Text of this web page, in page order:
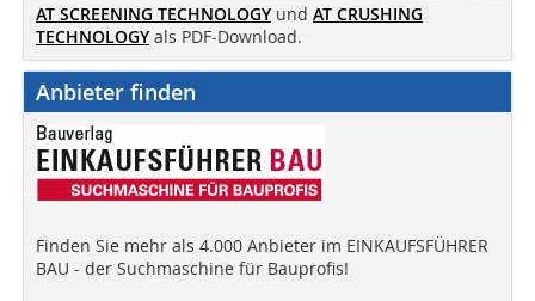
AT SCREENING TECHNOLOGY und AT CRUSHING
TECHNOLOGY als PDF-Download.
Anbieter finden
Finden Sie mehr als 4.000 Anbieter im EINKAUFSFÜHRER
BAU - der Suchmaschine für Bauprofis!